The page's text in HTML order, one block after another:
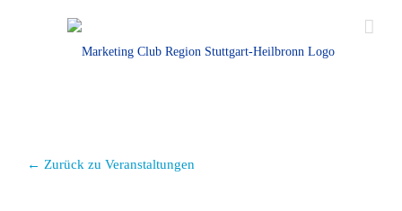
← Zurück zu Veranstaltungen